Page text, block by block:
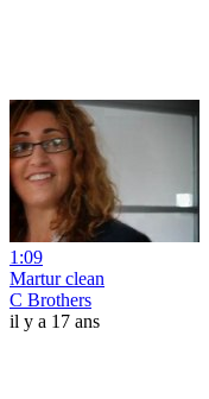
1:09
Martur clean
C Brothers
il y a 17 ans